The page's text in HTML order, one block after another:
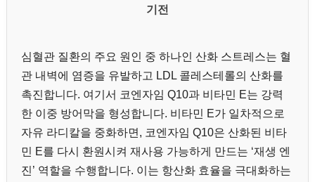
기전
심혈관 질환의 주요 원인 중 하나인 산화 스트레스는 혈
관 내벽에 염증을 유발하고 LDL 콜레스테롤의 산화를
촉진합니다. 여기서 코엔자임 Q10과 비타민 E는 강력
한 이중 방어막을 형성합니다. 비타민 E가 일차적으로
자유 라디칼을 중화하면, 코엔자임 Q10은 산화된 비타
민 E를 다시 환원시켜 재사용 가능하게 만드는 ‘재생 엔
진’ 역할을 수행합니다. 이는 항산화 효율을 극대화하는